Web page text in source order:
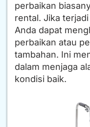
perbaikan
rental. Jika
Anda dapat
perbaikan atau
tambahan. Ini
dalam menjaga
kondisi baik.